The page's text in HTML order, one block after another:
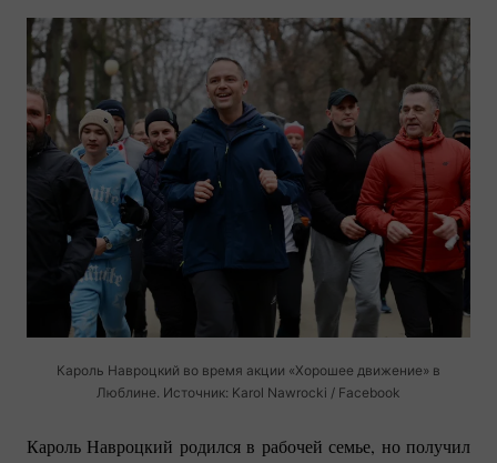
Кароль Навроцкий во время акции «Хорошее движение» в
Люблине. Источник: Karol Nawrocki / Facebook
Кароль Навроцкий родился в рабочей семье, но получил